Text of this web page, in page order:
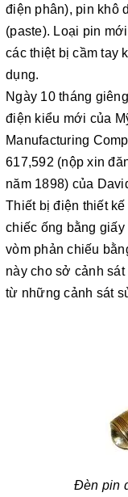
điện phân), pin khô
(paste). Loại pin
các thiệt bị cầm tay
dụng.
Ngày 10 tháng
điện kiểu mới của
Manufacturing
617,592 (nộp xin
năm 1898) của
Thiết bị điện thiết kế
chiếc ống bằng
vòm phản chiếu
này cho sở cảnh
từ những cảnh sát
Đèn pin